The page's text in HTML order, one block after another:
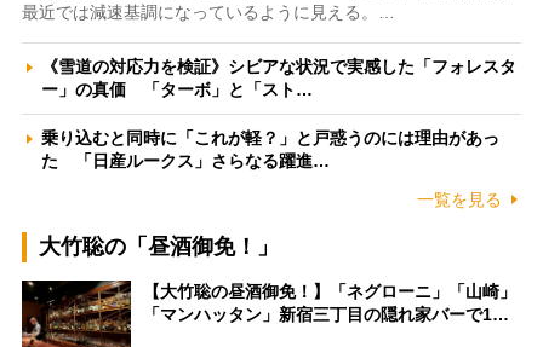
最近では減速基調になっているように見える。…
《雪道の対応力を検証》シビアな状況で実感した「フォレスタ
ー」の真価 「ターボ」と「スト…
乗り込むと同時に「これが軽？」と戸惑うのには理由があっ
た 「日産ルークス」さらなる躍進…
一覧を見る
大竹聡の「昼酒御免！」
【大竹聡の昼酒御免！】「ネグローニ」「山崎」
「マンハッタン」新宿三丁目の隠れ家バーで1…